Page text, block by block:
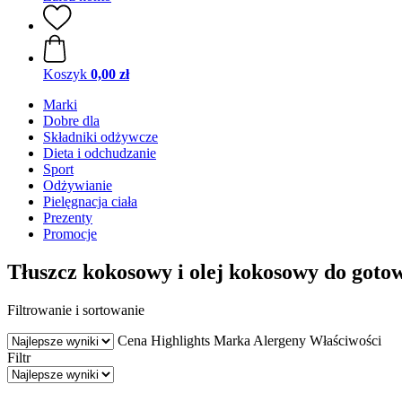
Koszyk 0,00 zł
Marki
Dobre dla
Składniki odżywcze
Dieta i odchudzanie
Sport
Odżywianie
Pielęgnacja ciała
Prezenty
Promocje
Tłuszcz kokosowy i olej kokosowy do
Filtrowanie i sortowanie
Cena Highlights Marka Alergeny Właściwości
Filtr